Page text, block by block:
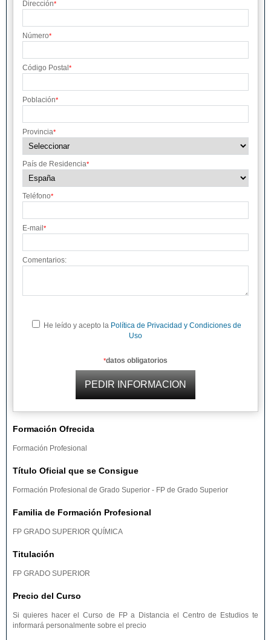
Dirección*
Número*
Código Postal *
Población*
Provincia*
País de Residencia*
Teléfono*
E-mail *
Comentarios:
He leído y acepto la Política de Privacidad y Condiciones de
Uso
*datos obligatorios
Formación Ofrecida
Formación Profesional
Título Oficial que se Consigue
Formación Profesional de Grado Superior - FP de Grado Superior
Familia de Formación Profesional
FP GRADO SUPERIOR QUÍMICA
Titulación
FP GRADO SUPERIOR
Precio del Curso
Si quieres hacer el Curso de FP a Distancia el Centro de Estudios te
informará personalmente sobre el precio